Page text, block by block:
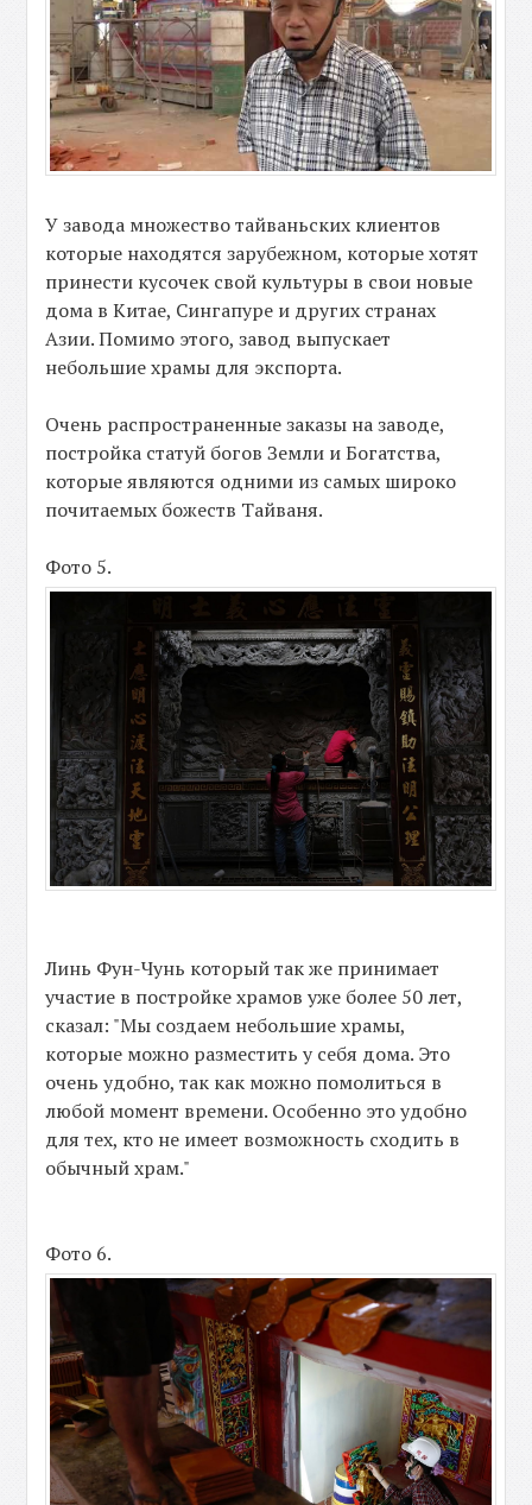
У завода множество тайваньских клиентов
которые находятся зарубежном, которые хотят
принести кусочек свой культуры в свои новые
дома в Китае, Сингапуре и других странах
Азии. Помимо этого, завод выпускает
небольшие храмы для экспорта.
Очень распространенные заказы на заводе,
постройка статуй богов Земли и Богатства,
которые являются одними из самых широко
почитаемых божеств Тайваня.
Фото 5.
Линь Фун-Чунь который так же принимает
участие в постройке храмов уже более 50 лет,
сказал: "Мы создаем небольшие храмы,
которые можно разместить у себя дома. Это
очень удобно, так как можно помолиться в
любой момент времени. Особенно это удобно
для тех, кто не имеет возможность сходить в
обычный храм."
Фото 6.